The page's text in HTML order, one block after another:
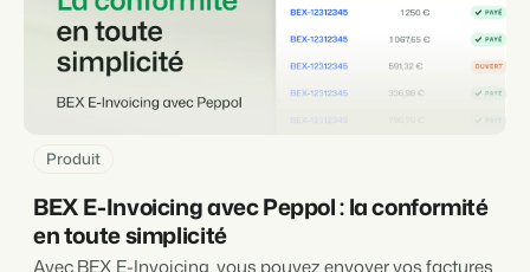
Produit
BEX E-Invoicing avec Peppol : la conformité
en toute simplicité
Avec BEX E-Invoicing, vous pouvez envoyer vos factures